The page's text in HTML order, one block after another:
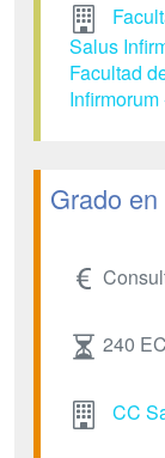
Salus
Facultad
Grado
240
CC